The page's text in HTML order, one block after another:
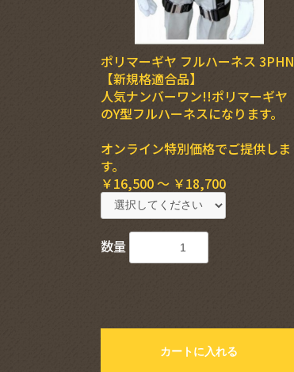
ポリマーギヤ フルハーネス 3PHN
【新規格適合品】
人気ナンバーワン!!ポリマーギヤ
のY型フルハーネスになります。
オンライン特別価格でご提供しま
す。
￥16,500 ～ ￥18,700
数量
カートに入れる